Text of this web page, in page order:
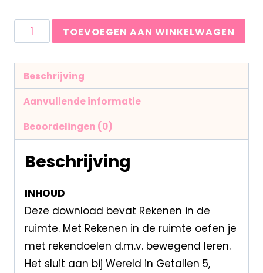
TOEVOEGEN AAN WINKELWAGEN
Beschrijving
Aanvullende informatie
Beoordelingen (0)
Beschrijving
INHOUD
Deze download bevat Rekenen in de
ruimte. Met Rekenen in de ruimte oefen je
met rekendoelen d.m.v. bewegend leren.
Het sluit aan bij Wereld in Getallen 5,